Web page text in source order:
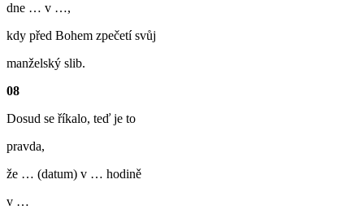
dne … v …,
kdy před Bohem zpečetí svůj
manželský slib.
08
Dosud se říkalo, teď je to
pravda,
že … (datum) v … hodině
v …